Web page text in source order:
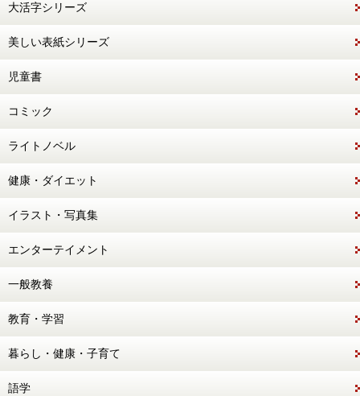
大活字シリーズ
美しい表紙シリーズ
児童書
コミック
ライトノベル
健康・ダイエット
イラスト・写真集
エンターテイメント
一般教養
教育・学習
暮らし・健康・子育て
語学